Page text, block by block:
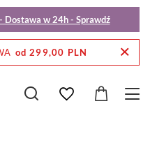
w 24h - Sprawdź
od 299,00 PLN